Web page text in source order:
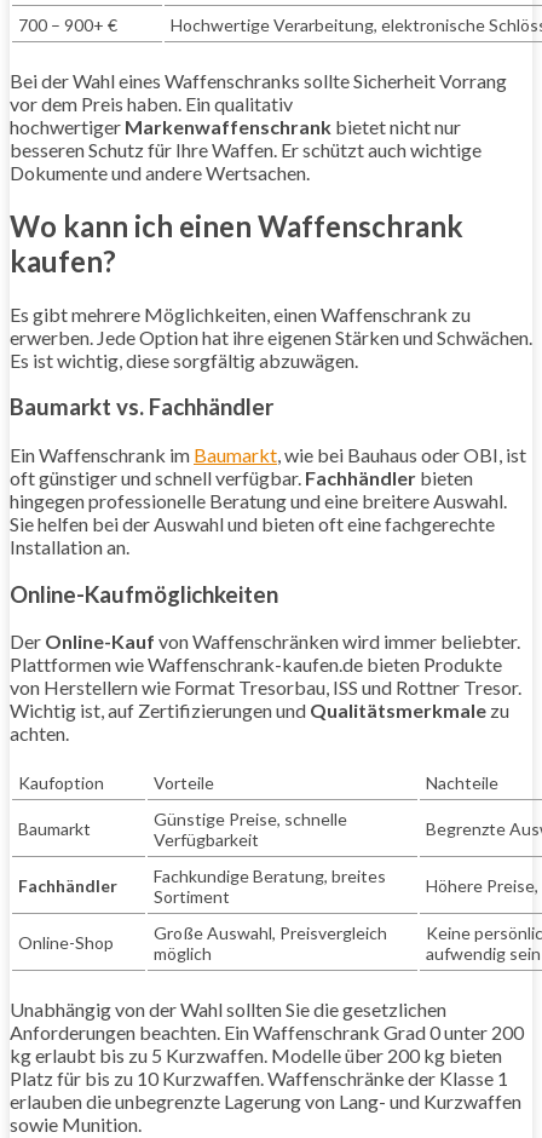
700 – 900+ €
Hochwertige Verarbeitung, elektronische
Bei der Wahl eines Waffenschranks sollte Sicherheit Vorrang
vor dem Preis haben. Ein qualitativ
hochwertiger Markenwaffenschrank bietet nicht nur
besseren Schutz für Ihre Waffen. Er schützt auch wichtige
Dokumente und andere Wertsachen.
Wo kann ich einen Waffenschrank
kaufen?
Es gibt mehrere Möglichkeiten, einen Waffenschrank zu
erwerben. Jede Option hat ihre eigenen Stärken und Schwächen.
Es ist wichtig, diese sorgfältig abzuwägen.
Baumarkt vs. Fachhändler
Ein Waffenschrank im Baumarkt, wie bei Bauhaus oder OBI, ist
oft günstiger und schnell verfügbar. Fachhändler bieten
hingegen professionelle Beratung und eine breitere Auswahl.
Sie helfen bei der Auswahl und bieten oft eine fachgerechte
Installation an.
Online-Kaufmöglichkeiten
Der Online-Kauf von Waffenschränken wird immer beliebter.
Plattformen wie Waffenschrank-kaufen.de bieten Produkte
von Herstellern wie Format Tresorbau, ISS und Rottner Tresor.
Wichtig ist, auf Zertifizierungen und Qualitätsmerkmale zu
achten.
Kaufoption Vorteile Nachteile
Baumarkt
Günstige Preise, schnelle
Verfügbarkeit
Begrenzte
Fachhändler
Fachkundige Beratung, breites
Sortiment
Höhere
Online-Shop
Große Auswahl, Preisvergleich
möglich
Keine
aufwendig sein
Unabhängig von der Wahl sollten Sie die gesetzlichen
Anforderungen beachten. Ein Waffenschrank Grad 0 unter 200
kg erlaubt bis zu 5 Kurzwaffen. Modelle über 200 kg bieten
Platz für bis zu 10 Kurzwaffen. Waffenschränke der Klasse 1
erlauben die unbegrenzte Lagerung von Lang- und Kurzwaffen
sowie Munition.